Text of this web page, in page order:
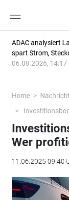
ADAC analysiert
spart Strom,
06.08.2026, 14:17
Home
Wer
11.06.2025 09:40